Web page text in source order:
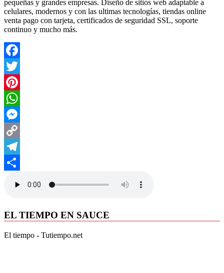
pequeñas y grandes empresas. Diseño de sitios web adaptable a
celulares, modernos y con las ultimas tecnologías, tiendas online
venta pago con tarjeta, certificados de seguridad SSL, soporte
continuo y mucho más.
Facebook
Twitter
Pinterest
WhatsApp
Messenger
Copy
Link
Telegram
EL TIEMPO EN SAUCE
El tiempo - Tutiempo.net